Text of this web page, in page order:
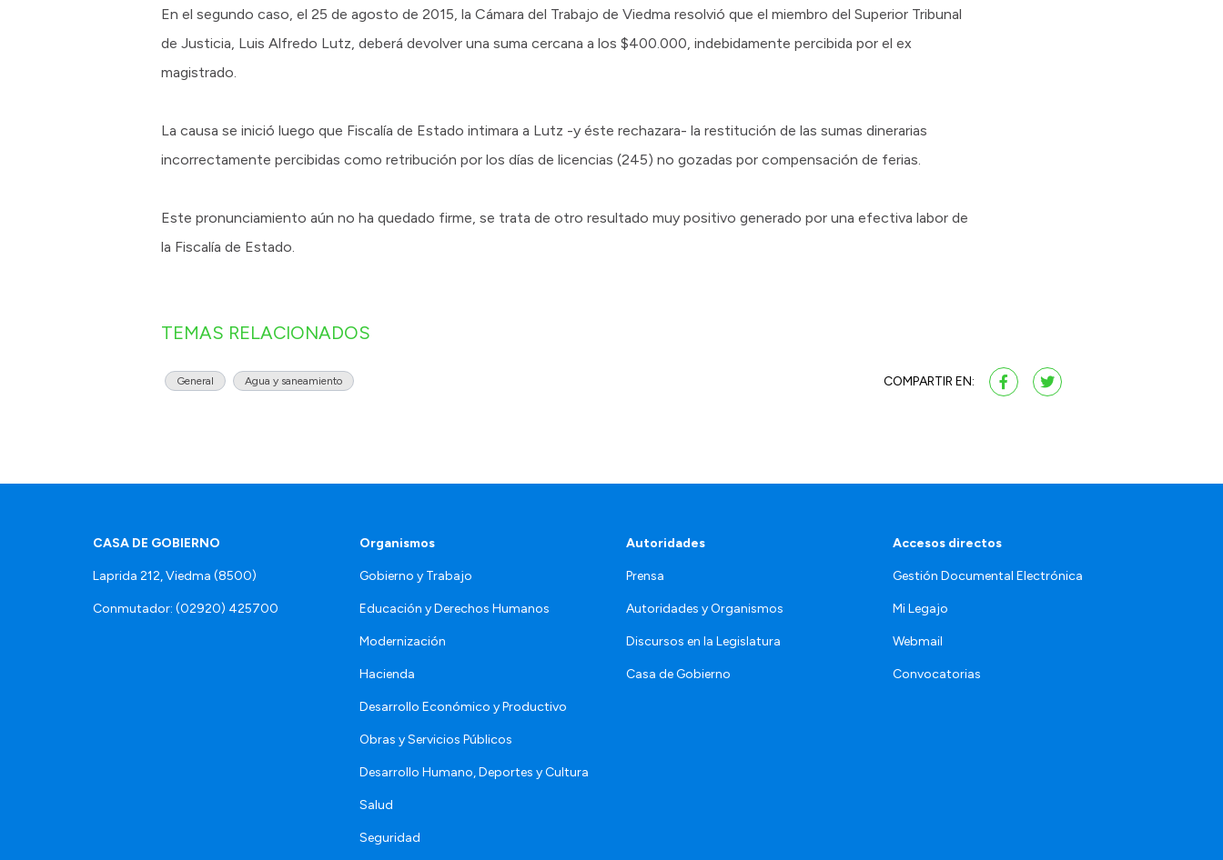
En el segundo caso, el 25 de agosto de 2015, la Cámara del Trabajo de Viedma resolvió que el miembro del Superior Tribunal
de Justicia, Luis Alfredo Lutz, deberá devolver una suma cercana a los $400.000, indebidamente percibida por el ex
magistrado.
La causa se inició luego que Fiscalía de Estado intimara a Lutz -y éste rechazara- la restitución de las sumas dinerarias
incorrectamente percibidas como retribución por los días de licencias (245) no gozadas por compensación de ferias.
Este pronunciamiento aún no ha quedado firme, se trata de otro resultado muy positivo generado por una efectiva labor de
la Fiscalía de Estado.
TEMAS RELACIONADOS
General Agua y saneamiento COMPARTIR EN:
CASA DE GOBIERNO
Laprida 212, Viedma (8500)
Conmutador: (02920) 425700
Organismos
Gobierno y Trabajo
Educación y Derechos Humanos
Modernización
Hacienda
Desarrollo Económico y Productivo
Obras y Servicios Públicos
Desarrollo Humano, Deportes y Cultura
Salud
Seguridad
Autoridades
Prensa
Autoridades y Organismos
Discursos en la Legislatura
Casa de Gobierno
Accesos directos
Gestión Documental Electrónica
Mi Legajo
Webmail
Convocatorias